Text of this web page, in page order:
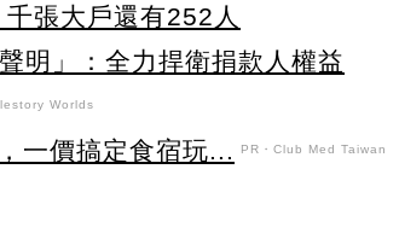
張大戶還有252人
明」：全力捍衛捐款人權益
Worlds
一價搞定食宿玩... PR・Club Med Taiwan